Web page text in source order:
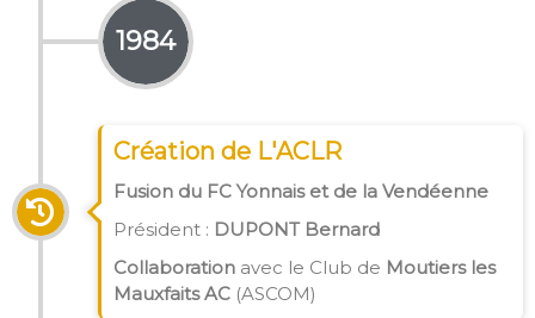
1984
Création de L'ACLR
Fusion du FC Yonnais et de la Vendéenne
Président : DUPONT Bernard
Collaboration avec le Club de Moutiers les
Mauxfaits AC (ASCOM)